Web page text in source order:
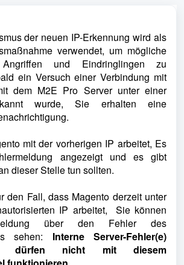
der neuen IP-Erkennung wird als
verwendet, um mögliche
und Eindringlingen zu
ein Versuch einer Verbindung mit
dem M2E Pro Server unter einer
wurde, Sie erhalten eine
mit der vorherigen IP arbeitet, Es
angezeigt und es gibt
dieser Stelle tun sollten.
Fall, dass Magento derzeit unter
IP arbeitet, Sie können
über den Fehler des
sehen: Interne Server-Fehler(e)
dürfen nicht mit diesem